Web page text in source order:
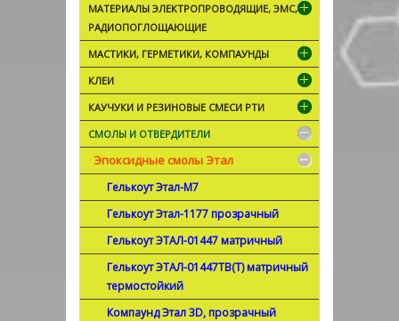
МАТЕРИАЛЫ ЭЛЕКТРОПРОВОДЯЩИЕ, ЭМС,
РАДИОПОГЛОЩАЮЩИЕ
МАСТИКИ, ГЕРМЕТИКИ, КОМПАУНДЫ
КЛЕИ
КАУЧУКИ И РЕЗИНОВЫЕ СМЕСИ РТИ
СМОЛЫ И ОТВЕРДИТЕЛИ
Эпоксидные смолы Этал
Гелькоут Этал-М7
Гелькоут Этал-1177 прозрачный
Гелькоут ЭТАЛ-01447 матричный
Гелькоут ЭТАЛ-01447ТВ(Т) матричный
термостойкий
Компаунд Этал 3D, прозрачный